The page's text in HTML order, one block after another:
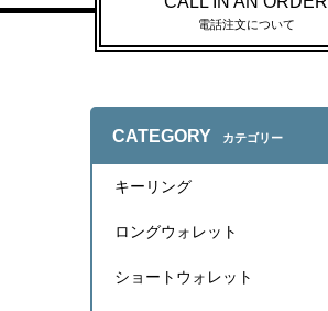
電話注文について
CATEGORY カテゴリー
キーリング
ロングウォレット
ショートウォレット